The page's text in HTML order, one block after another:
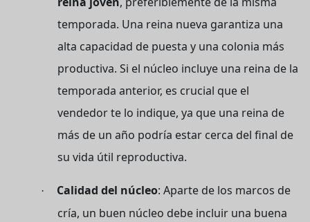
temporada. Una reina nueva garantiza una
alta capacidad de puesta y una colonia más
productiva. Si el núcleo incluye una reina de la
temporada anterior, es crucial que el
vendedor te lo indique, ya que una reina de
más de un año podría estar cerca del final de
su vida útil reproductiva.
· Calidad del núcleo: Aparte de los marcos de
cría, un buen núcleo debe incluir una buena